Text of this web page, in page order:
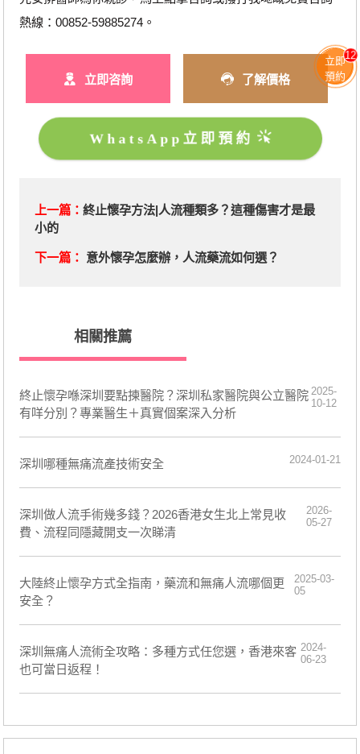
熱線：00852-59885274。
立即咨詢 了解價格
WhatsApp立即預約
上一篇： 終止懷孕方法|人流種類多？這種傷害才是最
小的
下一篇： 意外懷孕怎麼辦，人流藥流如何選？
相關推薦
終止懷孕喺深圳要點揀醫院？深圳私家醫院與公立醫院
有咩分別？專業醫生＋真實個案深入分析
2025-
10-12
深圳哪種無痛流產技術安全 2024-01-21
深圳做人流手術幾多錢？2026香港女生北上常見收
費、流程同隱藏開支一次睇清
2026-
05-27
大陸終止懷孕方式全指南，藥流和無痛人流哪個更
安全？
2025-03-
05
深圳無痛人流術全攻略：多種方式任您選，香港來客
也可當日返程！
2024-
06-23
立即
預約
12